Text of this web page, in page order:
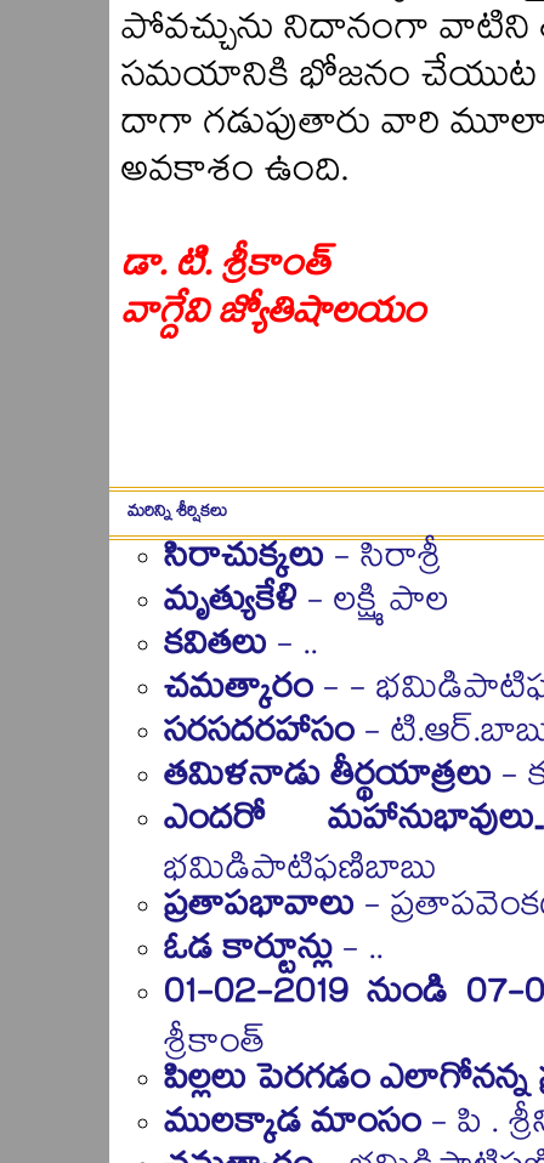
పోవచ్చును నిదానంగా వాటిని
సమయానికి భోజనం చేయుట
దాగా గడుపుతారు వారి మూలాన
అవకాశం ఉంది.
డా. టి. శ్రీకాంత్
వాగ్దేవి జ్యోతిషాలయం
మరిన్ని శీర్షికలు
సిరాచుక్కలు - సిరాశ్రీ
మృత్యుకేళి- లక్ష్మి పాల
కవితలు - ..
చమత్కారం- -
సరసదరహాసం-
తమిళనాడు తీర్థయాత్రలు -
ఎందరో
భమిడిపాటిఫణిబాబు
ప్రతాపభావాలు -
ఓడ కార్టూన్లు- ..
01-02-2019 నుండి
శ్రీకాంత్
పిల్లలు పెరగడం
ములక్కాడ మాంసం- పి .